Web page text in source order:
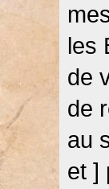
les
de
de
au
et ]